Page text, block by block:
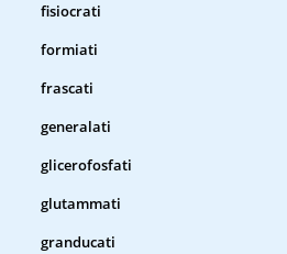
fisiocrati
formiati
frascati
generalati
glicerofosfati
glutammati
granducati